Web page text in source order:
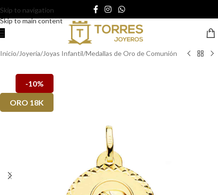
Skip to navigation
Skip to main content
Inicio/Joyería/Joyas Infantil/Medallas de Oro de Comunión
-10%
ORO 18K